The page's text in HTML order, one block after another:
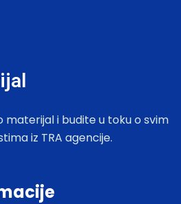
materijal i budite u toku o svim
iz TRA agencije.